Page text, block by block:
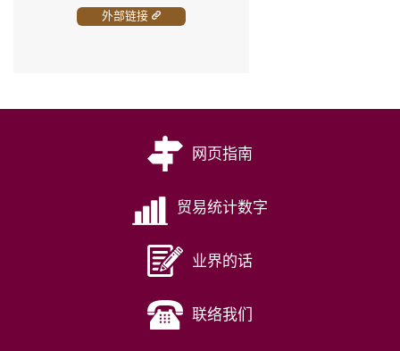
外部链接
网页指南
贸易统计数字
业界的话
联络我们